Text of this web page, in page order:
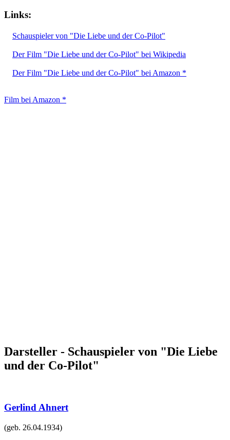
Links:
Schauspieler von "Die Liebe und der Co-Pilot"
Der Film "Die Liebe und der Co-Pilot" bei Wikipedia
Der Film "Die Liebe und der Co-Pilot" bei Amazon *
Film bei Amazon *
Darsteller - Schauspieler von "Die Liebe
und der Co-Pilot"
Gerlind Ahnert
(geb. 26.04.1934)